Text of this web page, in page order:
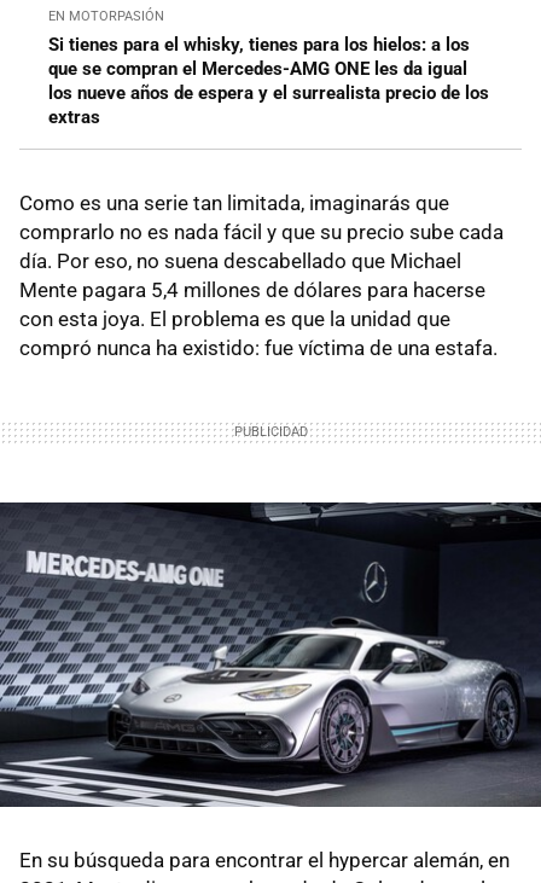
EN MOTORPASIÓN
Si tienes para el whisky, tienes para los hielos: a los
que se compran el Mercedes-AMG ONE les da igual
los nueve años de espera y el surrealista precio de los
extras
Como es una serie tan limitada, imaginarás que
comprarlo no es nada fácil y que su precio sube cada
día. Por eso, no suena descabellado que Michael
Mente pagara 5,4 millones de dólares para hacerse
con esta joya. El problema es que la unidad que
compró nunca ha existido: fue víctima de una estafa.
En su búsqueda para encontrar el hypercar alemán, en